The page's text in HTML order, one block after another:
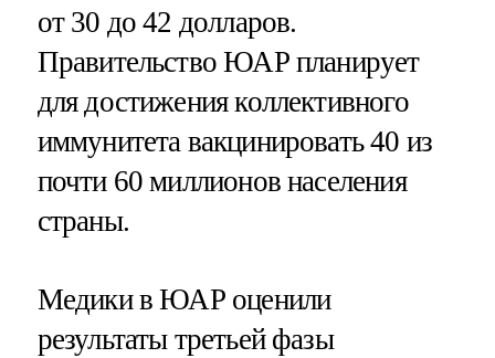
от 30 до 42 долларов.
Правительство ЮАР планирует
для достижения коллективного
иммунитета вакцинировать 40 из
почти 60 миллионов населения
страны.
Медики в ЮАР оценили
результаты третьей фазы